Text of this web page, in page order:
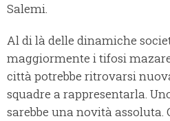
Salemi.
Al di là delle dinamiche
maggiormente i tifosi
città potrebbe ritrovarsi
squadre a rappresentarla.
sarebbe una novità assoluta.